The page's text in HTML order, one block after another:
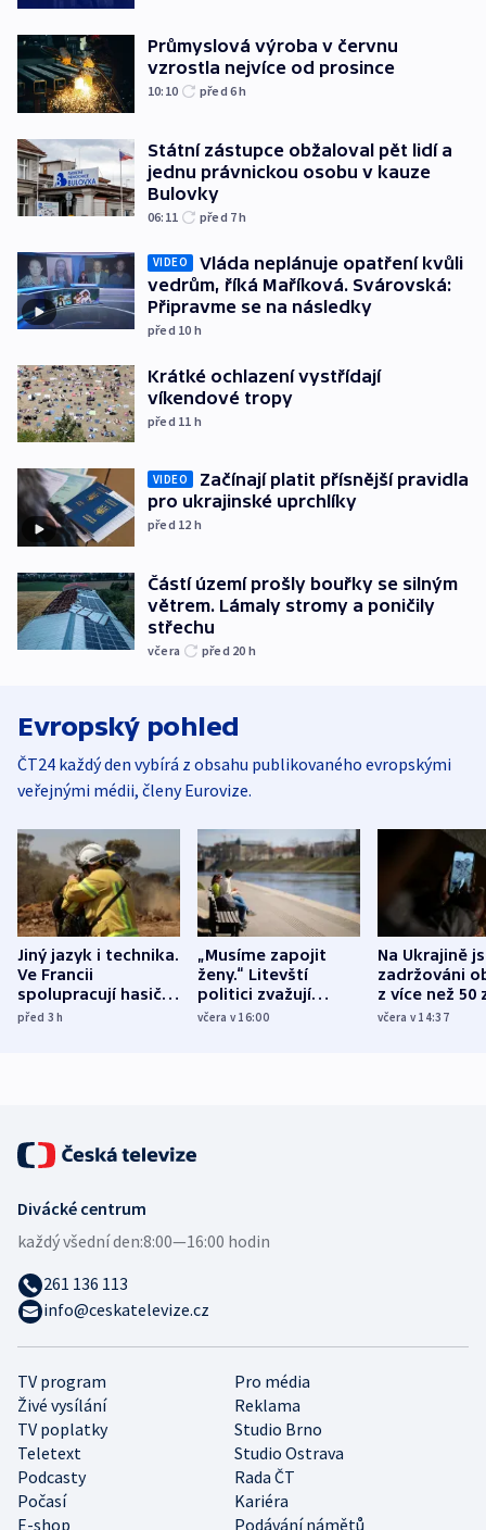
Průmyslová výroba v červnu
vzrostla nejvíce od prosince
10:10 před 6h
Státní zástupce obžaloval pět lidí a
jednu právnickou osobu v kauze
Bulovky
06:11 před 7h
VIDEO
Vláda neplánuje opatření kvůli
vedrům, říká Maříková. Svárovská:
Připravme se na následky
před 10 h
Krátké ochlazení vystřídají
víkendové tropy
před 11 h
VIDEO
Začínají platit přísnější pravidla
pro ukrajinské uprchlíky
před 12 h
Částí území prošly bouřky se silným
větrem. Lámaly stromy a poničily
střechu
včera před 20 h
Evropský pohled
ČT24 každý den vybírá z obsahu publikovaného evropskými
veřejnými médii, členy Eurovize.
Jiný jazyk i technika.
Ve Francii
spolupracují hasiči z
různých zemí
před 3h
„Musíme zapojit
ženy.“ Litevští
politici zvažují
dohodu o
včera v 16:00
Na Ukrajině
zadržováni
z více než 50
Bojovali na
včera v 14:37
TV program
Pro média
Živé vysílání
Reklama
TV poplatky
Studio Brno
Teletext
Studio Ostrava
Podcasty
Rada ČT
Počasí
Kariéra
E-shop
Podávání námětů
Divácké centrum
každý všední den:8:00—16:00 hodin
261 136 113
info@ceskatelevize.cz